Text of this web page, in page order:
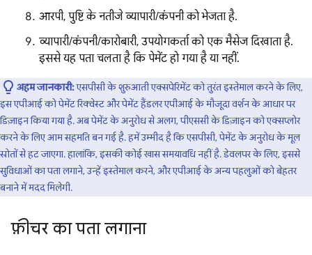
आरपी, पुष्टि के नतीजे व्यापारी/कंपनी को भेजता है.
व्यापारी/कंपनी/कारोबारी, उपयोगकर्ता को एक मैसेज दिखाता है.
इससे यह पता चलता है कि पेमेंट हो गया है या नहीं.
अहम जानकारी:एसपीसी के शुरुआती एक्सपेरिमेंट को तुरंत इस्तेमाल करने के लिए,
इस एपीआई को पेमेंट रिक्वेस्ट और पेमेंट हैंडलर एपीआई के मौजूदा वर्शन के आधार पर
डिज़ाइन किया गया है. अब पेमेंट के अनुरोध से अलग, पीएससी के डिज़ाइन को एक्सप्लोर
करने के लिए आम सहमति बन गई है. हमें उम्मीद है कि एसपीसी, पेमेंट के अनुरोध के मूल
स्रोतों से हट जाएगा. हालांकि, इसकी कोई खास समयावधि नहीं है. डेवलपर के लिए, इससे
सुविधाओं का पता लगाने, उन्हें इस्तेमाल करने, और एपीआई के अन्य पहलुओं को बेहतर
बनाने में मदद मिलेगी.
फ़ीचर का पता लगाना